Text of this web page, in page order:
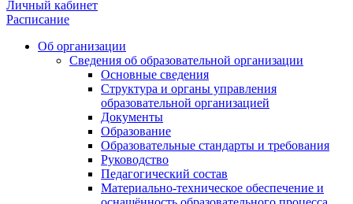
Личный кабинет
Расписание
Об организации
Сведения об образовательной организации
Основные сведения
Структура и органы управления
образовательной организацией
Документы
Образование
Образовательные стандарты и требования
Руководство
Педагогический состав
Материально-техническое обеспечение и